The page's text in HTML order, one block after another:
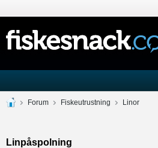
Forum Fiskeutrustning Linor
Linpåspolning